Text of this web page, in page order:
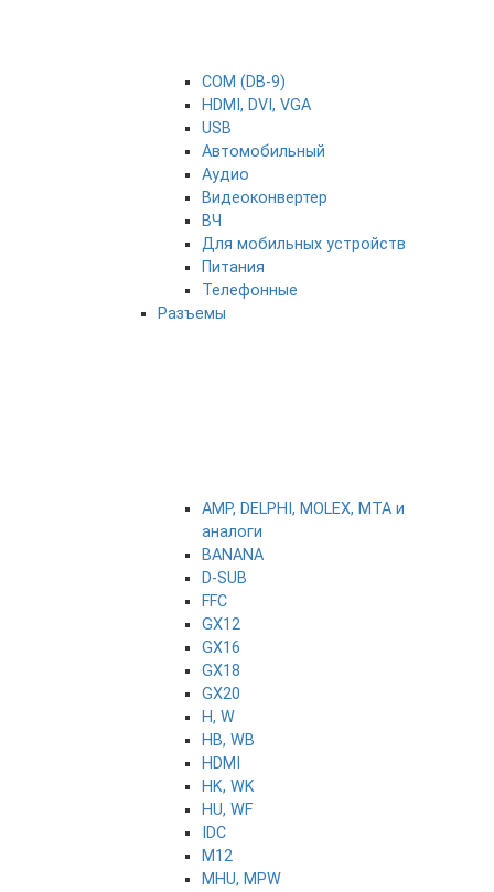
COM (DB-9)
HDMI, DVI, VGA
USB
Автомобильный
Аудио
Видеоконвертер
ВЧ
Для мобильных устройств
Питания
Телефонные
Разъемы
AMP, DELPHI, MOLEX, MTA и
аналоги
BANANA
D-SUB
FFC
GX12
GX16
GX18
GX20
H, W
HB, WB
HDMI
HK, WK
HU, WF
IDC
M12
MHU, MPW